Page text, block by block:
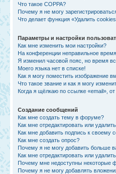
Что такое COPPA?
Почему я не могу
Что делает функция «Удалить
Параметры и настройки
Как мне изменить мои настройки?
На конференции неправильное
Я изменил часовой пояс, но время
Моего языка нет в списке!
Как я могу поместить изображение
Что такое звание и как я могу
Когда я щёлкаю по ссылке «email»,
Создание сообщений
Как мне создать тему в форуме?
Как мне отредактировать или
Как мне добавить подпись к своему
Как мне создать опрос?
Почему я не могу добавить больше
Как мне отредактировать или
Почему мне недоступны некоторые
Почему я не могу добавлять